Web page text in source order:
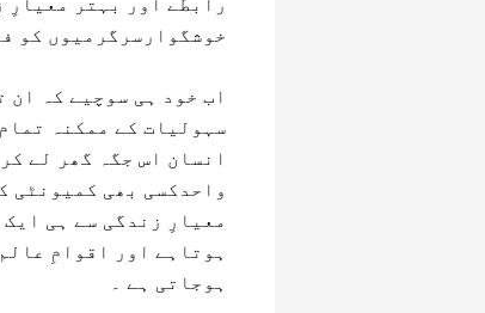
خوشگوارسرگرمیوں کو
اب خود ہی سوچیے کہ ان
سہولیات کے ممکنہ
انسان اس جگہ گھر لے
واحدکسی بھی کمیونٹی
معیارِ زندگی سے ہی
ہوتاہے اور اقوامِ
ہوجاتی ہے ۔